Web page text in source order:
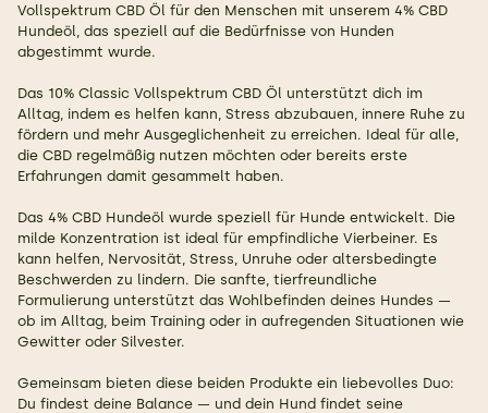
Vollspektrum CBD Öl für den Menschen mit unserem 4% CBD
Hundeöl, das speziell auf die Bedürfnisse von Hunden
abgestimmt wurde.
Das 10% Classic Vollspektrum CBD Öl unterstützt dich im
Alltag, indem es helfen kann, Stress abzubauen, innere Ruhe zu
fördern und mehr Ausgeglichenheit zu erreichen. Ideal für alle,
die CBD regelmäßig nutzen möchten oder bereits erste
Erfahrungen damit gesammelt haben.
Das 4% CBD Hundeöl wurde speziell für Hunde entwickelt. Die
milde Konzentration ist ideal für empfindliche Vierbeiner. Es
kann helfen, Nervosität, Stress, Unruhe oder altersbedingte
Beschwerden zu lindern. Die sanfte, tierfreundliche
Formulierung unterstützt das Wohlbefinden deines Hundes —
ob im Alltag, beim Training oder in aufregenden Situationen wie
Gewitter oder Silvester.
Gemeinsam bieten diese beiden Produkte ein liebevolles Duo:
Du findest deine Balance — und dein Hund findet seine